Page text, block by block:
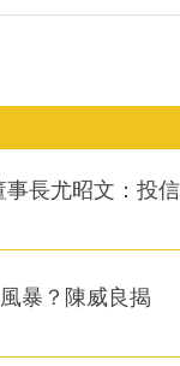
事長尤昭文：投信
暴？陳威良揭